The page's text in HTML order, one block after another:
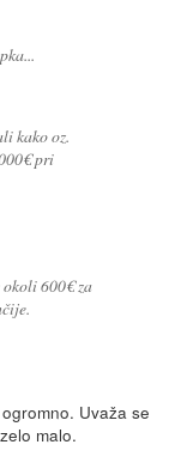
kako oz.
pri
600€ za
Uvaža se
malo.